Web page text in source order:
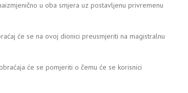
u oba smjera uz postavljenu privremenu
će se na ovoj dionici preusmjeriti na magistralnu
će se pomjeriti o čemu će se korisnici